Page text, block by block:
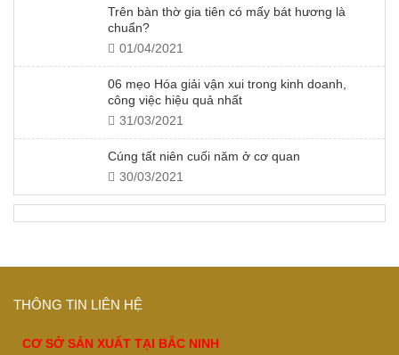
Trên bàn thờ gia tiên có mấy bát hương là
chuẩn?
01/04/2021
06 mẹo Hóa giải vận xui trong kinh doanh,
công việc hiệu quả nhất
31/03/2021
Cúng tất niên cuối năm ở cơ quan
30/03/2021
THÔNG TIN LIÊN HỆ
CƠ SỞ SẢN XUẤT TẠI BẮC NINH